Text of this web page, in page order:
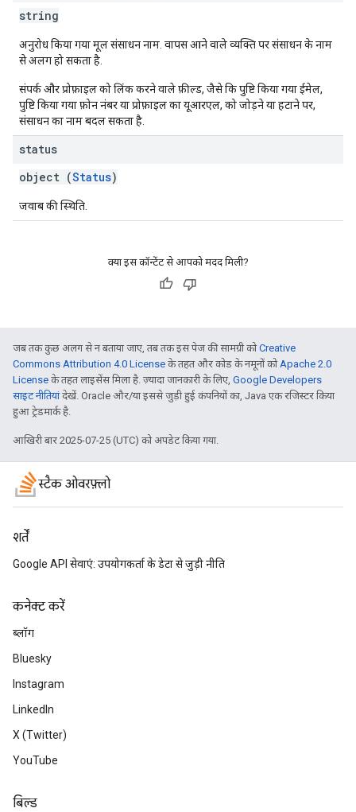
string
अनुरोध किया गया मूल संसाधन नाम. वापस आने वाले व्यक्ति पर संसाधन के नाम
से अलग हो सकता है.
संपर्क और प्रोफ़ाइल को लिंक करने वाले फ़ील्ड, जैसे कि पुष्टि किया गया ईमेल,
पुष्टि किया गया फ़ोन नंबर या प्रोफ़ाइल का यूआरएल, को जोड़ने या हटाने पर,
संसाधन का नाम बदल सकता है.
status
object (Status)
जवाब की स्थिति.
क्या इस कॉन्टेंट से आपको मदद मिली?
जब तक कुछ अलग से न बताया जाए, तब तक इस पेज की सामग्री कोCreative
Commons Attribution 4.0 License के तहत और कोड के नमूनों कोApache 2.0
License के तहत लाइसेंस मिला है. ज़्यादा जानकारी के लिए, Google Developers
साइट नीतियांदेखें. Oracle और/या इससे जुड़ी हुई कंपनियों का, Java एक रजिस्टर किया
हुआ ट्रेडमार्क है.
आखिरी बार 2025-07-25 (UTC) को अपडेट किया गया.
स्टैक ओवरफ़्लो
शर्तें
Google API सेवाएं: उपयोगकर्ता के डेटा से जुड़ी नीति
कनेक्ट करें
ब्लॉग
Bluesky
Instagram
LinkedIn
X (Twitter)
YouTube
बिल्ड